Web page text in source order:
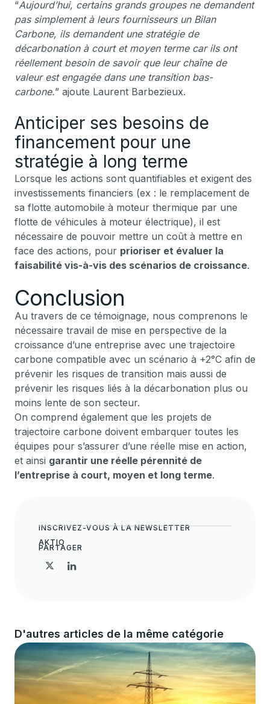
“Aujourd’hui, certains grands groupes ne demandent
pas simplement à leurs fournisseurs un Bilan
Carbone, ils demandent une stratégie de
décarbonation à court et moyen terme car ils ont
réellement besoin de savoir que leur chaîne de
valeur est engagée dans une transition bas-
carbone.” ajoute Laurent Barbezieux.
Anticiper ses besoins de
financement pour une
stratégie à long terme
Lorsque les actions sont quantifiables et exigent des
investissements financiers (ex : le remplacement de
sa flotte automobile à moteur thermique par une
flotte de véhicules à moteur électrique), il est
nécessaire de pouvoir mettre un coût à mettre en
face des actions, pour prioriser et évaluer la
faisabilité vis-à-vis des scénarios de croissance.
Conclusion
Au travers de ce témoignage, nous comprenons le
nécessaire travail de mise en perspective de la
croissance d’une entreprise avec une trajectoire
carbone compatible avec un scénario à +2°C afin de
prévenir les risques de transition mais aussi de
prévenir les risques liés à la décarbonation plus ou
moins lente de son secteur.
On comprend également que les projets de
trajectoire carbone doivent embarquer toutes les
équipes pour s’assurer d’une réelle mise en action,
et ainsi garantir une réelle pérennité de
l’entreprise à court, moyen et long terme.
INSCRIVEZ-VOUS À LA NEWSLETTER
AKTIO
PARTAGER
D'autres articles de la même catégorie